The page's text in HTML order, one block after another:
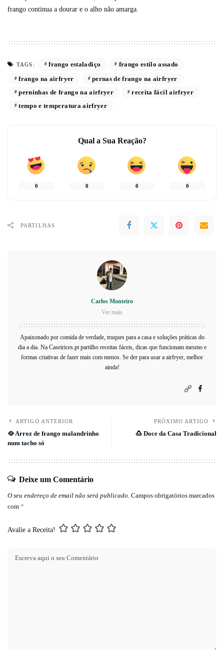
frango continua a dourar e o alho não amarga.
TAGS: frango estaladiço
frango estilo assado
frango na airfryer
pernas de frango na airfryer
perninhas de frango na airfryer
receita fácil airfryer
tempo e temperatura airfryer
Qual a Sua Reação?
0 0 0 0
PARTILHAS
Carlos Monteiro
Ver mais
Apaixonado por comida de verdade, truques para a casa e soluções práticas do
dia a dia. Na Caseirices.pt partilho receitas fáceis, dicas que funcionam mesmo e
formas criativas de fazer mais com menos. Se der para usar a airfryer, melhor
ainda!
ARTIGO ANTERIOR
🥘 Arroz de frango malandrinho
num tacho só
PRÓXIMO ARTIGO
🍮 Doce da Casa Tradicional
Deixe um Comentário
O seu endereço de email não será publicado. Campos obrigatórios marcados
com *
Avalie a Receita!